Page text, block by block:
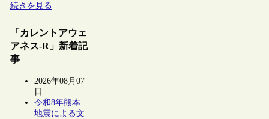
続きを見る
「カレントアウェ
アネス-R」新着記
事
2026年08月07
日
令和8年熊本
地震による文